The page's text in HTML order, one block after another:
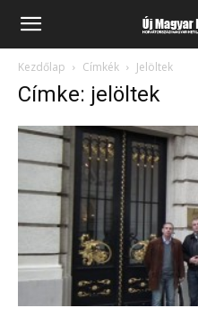
Kezdőlap Címkék Jelöltek
Címke: jelöltek